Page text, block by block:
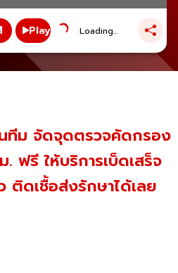
Play Loading...
ทีม จัดจุดตรวจคัดกรอง
ฟรี ให้บริการเบ็ดเสร็จ
ติดเชื้อส่งรักษาได้เลย